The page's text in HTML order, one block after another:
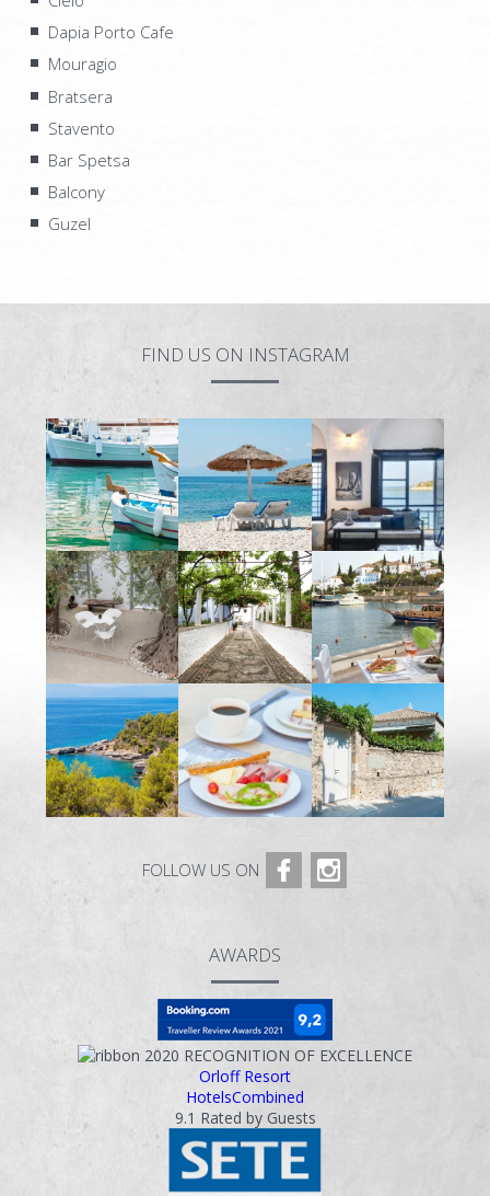
Dapia Porto Cafe
Mouragio
Bratsera
Stavento
Bar Spetsa
Balcony
Guzel
FIND US ON INSTAGRAM
FOLLOW US ON
AWARDS
2020 RECOGNITION OF EXCELLENCE
Orloff Resort
HotelsCombined
9.1 Rated by Guests